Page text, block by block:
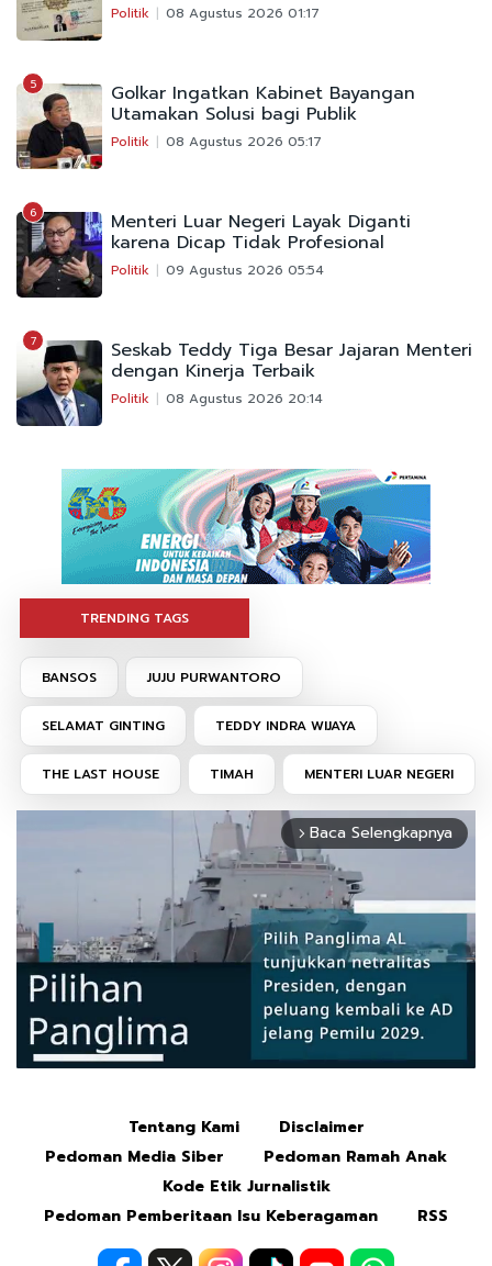
Politik 08 Agustus 2026 01:17
5 Golkar Ingatkan Kabinet Bayangan
Utamakan Solusi bagi Publik
Politik 08 Agustus 2026 05:17
6 Menteri Luar Negeri Layak Diganti
karena Dicap Tidak Profesional
Politik 09 Agustus 2026 05:54
7 Seskab Teddy Tiga Besar Jajaran Menteri
dengan Kinerja Terbaik
Politik 08 Agustus 2026 20:14
TRENDING TAGS
BANSOS JUJU PURWANTORO
SELAMAT GINTING TEDDY INDRA WIJAYA
THE LAST HOUSE TIMAH MENTERI LUAR NEGERI
arrow_forward_ios Baca Selengkapnya
Tentang Kami
Disclaimer
Pedoman Media Siber
Pedoman Ramah Anak
Kode Etik Jurnalistik
Pedoman Pemberitaan Isu Keberagaman
RSS